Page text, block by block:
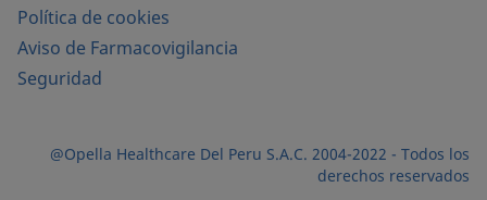
Política de cookies
Aviso de Farmacovigilancia
Seguridad
@Opella Healthcare Del Peru S.A.C. 2004-2022 - Todos los
derechos reservados